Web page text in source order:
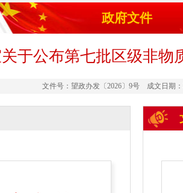
政府文件
于公布第七批区级非物
文件号：望政办发〔2026〕9号 成文日期：